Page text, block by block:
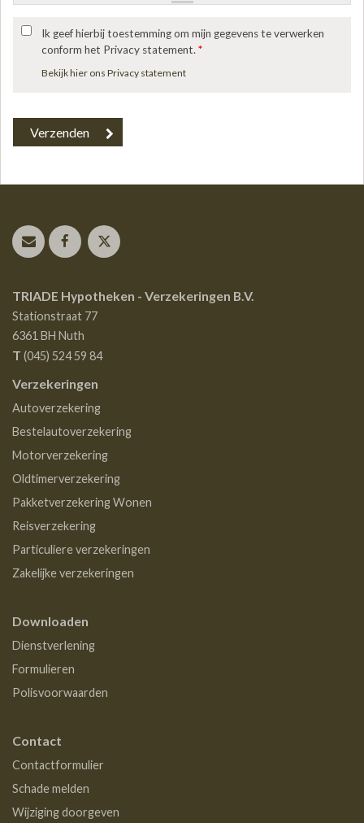
Ik geef hierbij toestemming om mijn gegevens te verwerken
conform het Privacy statement. *
Bekijk hier ons Privacy statement
TRIADE Hypotheken - Verzekeringen B.V.
Stationstraat 77
6361 BH Nuth
T (045) 524 59 84
Verzekeringen
Autoverzekering
Bestelautoverzekering
Motorverzekering
Oldtimerverzekering
Pakketverzekering Wonen
Reisverzekering
Particuliere verzekeringen
Zakelijke verzekeringen
Downloaden
Dienstverlening
Formulieren
Polisvoorwaarden
Contact
Contactformulier
Schade melden
Wijziging doorgeven